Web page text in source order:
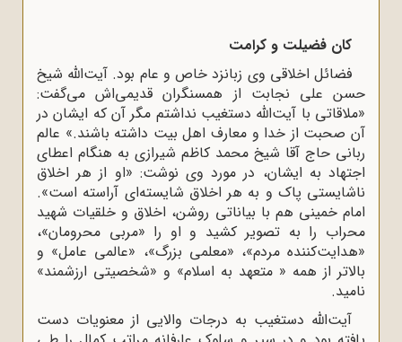
کان فضیلت و کرامت
فضائل اخلاقی وی زبانزد خاص و عام بود. آیت‌الله شیخ
حسن علی نجابت از همسنگران قدیمی‌اش می‌گفت:
«ملاقاتی با آیت‌الله دستغیب نداشتم مگر آن که ایشان در
آن صحبت از خدا و معارف اهل بیت داشته باشند.» عالم
ربانی حاج آقا شیخ محمد کاظم شیرازی به هنگام اعطای
اجتهاد به ایشان، در مورد وی نوشت: «او از هر اخلاق
ناشایستی پاک و به هر اخلاق شایسته‌ای آراسته است».
امام خمینی هم با بیاناتی روشن، اخلاق و خلقیات شهید
محراب را به تصویر کشید و او را «مربی محرومان»،
«هدایت‌کننده مردم»، «معلمی بزرگ»، «عالمی عامل» و
بالاتر از همه « متعهد به اسلام» و «شخصیتی ارزشمند»
‌نامید.
آیت‌الله دستغیب به درجات والایی از معنویات دست